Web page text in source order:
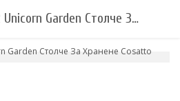
Garden Столче За